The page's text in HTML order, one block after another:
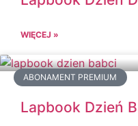
WIĘCEJ »
ABONAMENT PREMIUM
Lapbook Dzień